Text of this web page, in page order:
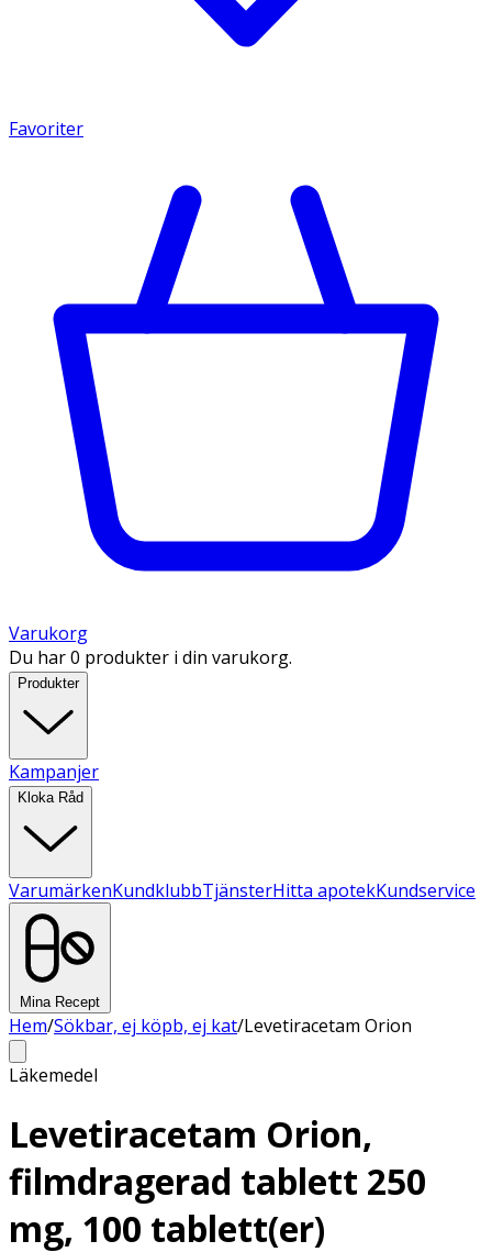
Favoriter
Varukorg
Du har 0 produkter i din varukorg.
Produkter
Kampanjer
Kloka Råd
VarumärkenKundklubbTjänsterHitta apotekKundservice
Mina Recept
Hem/Sökbar, ej köpb, ej kat/Levetiracetam Orion
Läkemedel
Levetiracetam Orion,
filmdragerad tablett 250
mg, 100 tablett(er)